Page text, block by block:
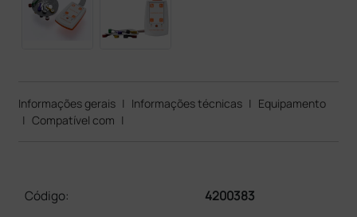
Informações gerais | Informações técnicas | Equipamento
| Compatível com |
Código:
4200383